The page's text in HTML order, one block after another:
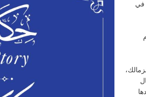
في
وحصل بعدها